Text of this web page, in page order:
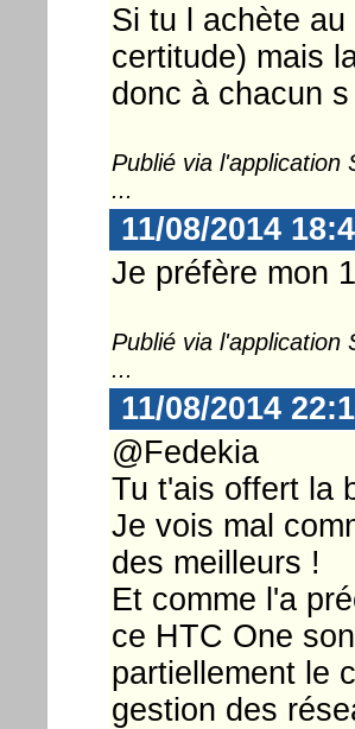
Si tu l achète
certitude) mais
donc à chacun
Publié via
...
11/08/2014
Je préfère mon
Publié via
...
11/08/2014
@Fedekia
Tu t'ais offert la
Je vois mal
des meilleurs !
Et comme l'a
ce HTC One
partiellement le
gestion des